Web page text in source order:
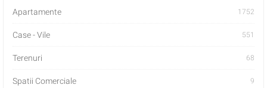
Apartamente 1752
Case - Vile 551
Terenuri 68
Spatii Comerciale 9